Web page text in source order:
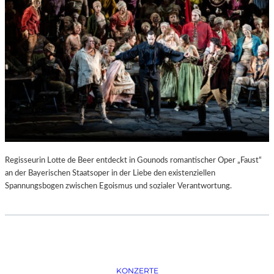
–
K
Ü
N
S
T
L
E
R
,
T
M
Regisseurin Lotte de Beer entdeckt in Gounods romantischer Oper „Faust“
an der Bayerischen Staatsoper in der Liebe den existenziellen
Spannungsbogen zwischen Egoismus und sozialer Verantwortung.
KONZERTE